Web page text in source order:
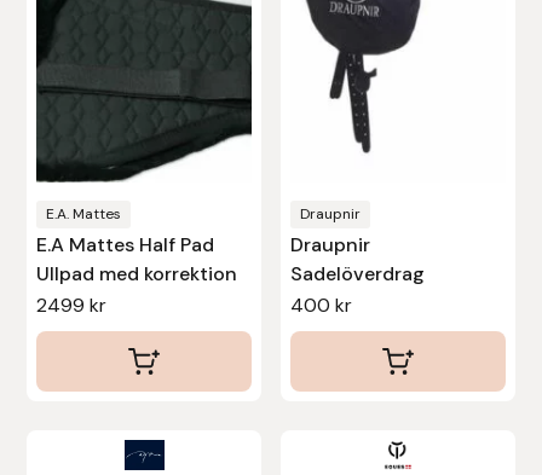
E.A. Mattes
E.A Mattes Half Pad
Ullpad med korrektion
2499kr
De
olika
alternativen
kan
väljas
på
produktsidan
Draupnir
Draupnir
Sadelöverdrag
400 kr